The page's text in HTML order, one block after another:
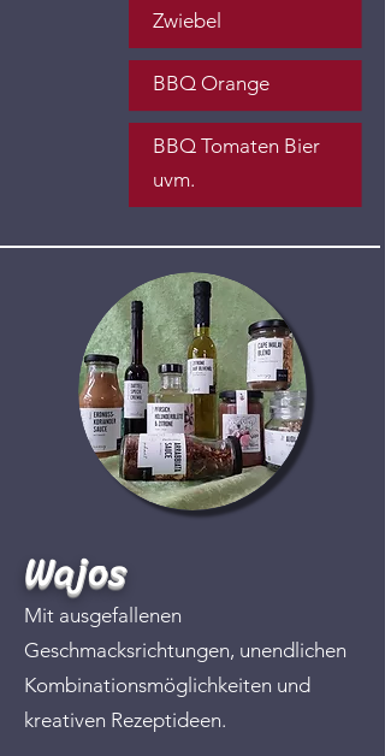
Wajos
Mit ausgefallenen
Geschmacksrichtungen, unendlichen
Kombinationsmöglichkeiten und
kreativen Rezeptideen.
Zwiebel
BBQ Orange
BBQ Tomaten Bier
uvm.